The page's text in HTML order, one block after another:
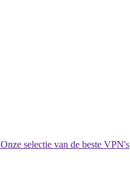
Onze selectie van de beste VPN's